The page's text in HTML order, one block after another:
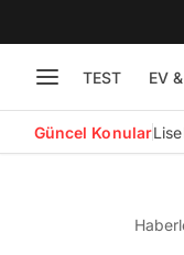
TEST EV
Güncel Konular